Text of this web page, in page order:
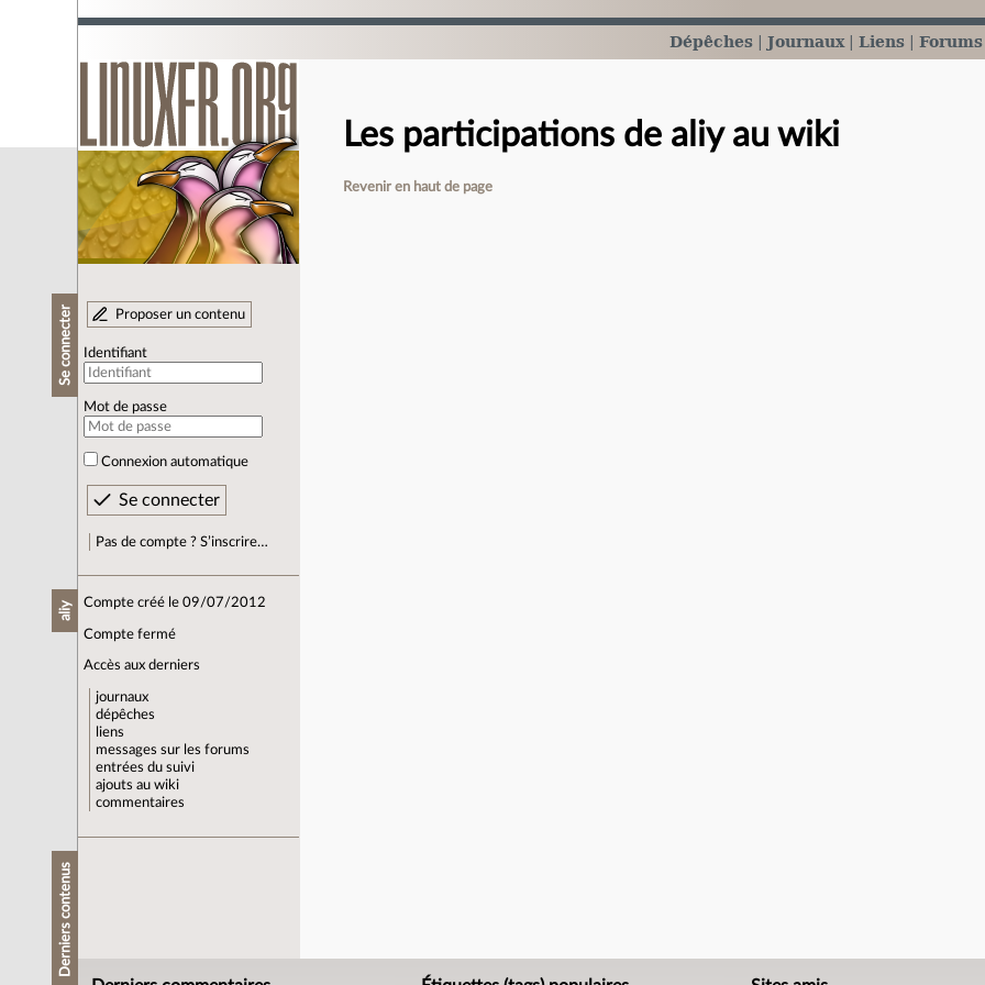
Dépêches Journaux Liens Forums
Se connecter Proposer un contenu
Identifiant
Mot de passe
Connexion automatique
Pas de compte ? S’inscrire…
aliy Compte créé le 09/07/2012
Compte fermé
Accès aux derniers
journaux
dépêches
liens
messages sur les forums
entrées du suivi
ajouts au wiki
commentaires
Derniers contenus
Les participations de aliy au wiki
Revenir en haut de page